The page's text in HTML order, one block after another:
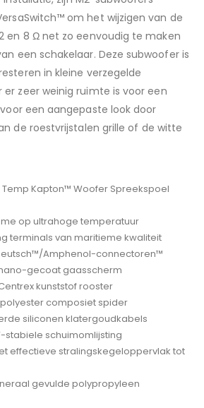
om het wijzigen van de
en 8 Ω net zo eenvoudig te maken
een schakelaar. Deze subwoofer is
in kleine verzegelde
zeer weinig ruimte is voor een
een aangepaste look door
de roestvrijstalen grille of de witte
Kapton™ Woofer Spreekspoel
op ultrahoge temperatuur
terminals van maritieme kwaliteit
Amphenol-connectoren™
gecoat gaasscherm
kunststof rooster
composiet spider
siliconen klatergoudkabels
stabiele schuimomlijsting
effectieve stralingskegeloppervlak tot
gevulde polypropyleen